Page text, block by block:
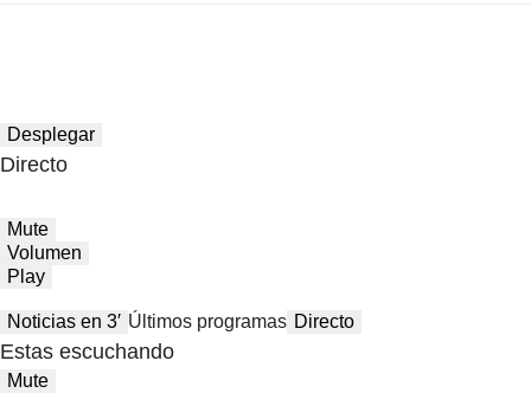
Desplegar
Directo
Mute
Volumen
Play
Noticias en 3′ Últimos programas Directo
Estas escuchando
Mute